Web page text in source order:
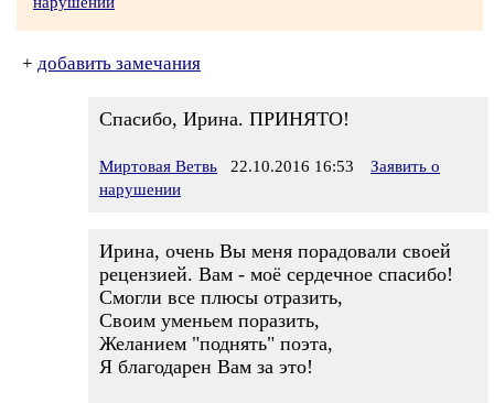
+ добавить замечания
Спасибо, Ирина. ПРИНЯТО!
Миртовая Ветвь 22.10.2016 16:53
Заявить о
нарушении
Ирина, очень Вы меня порадовали своей
рецензией. Вам - моё сердечное спасибо!
Смогли все плюсы отразить,
Своим уменьем поразить,
Желанием "поднять" поэта,
Я благодарен Вам за это!